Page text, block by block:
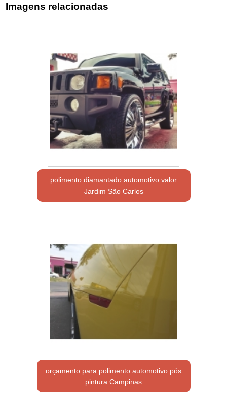
Imagens relacionadas
polimento diamantado automotivo valor
Jardim São Carlos
orçamento para polimento automotivo pós
pintura Campinas